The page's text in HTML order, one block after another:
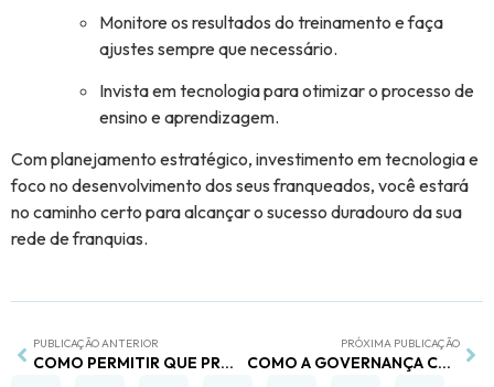
Monitore os resultados do treinamento e faça
ajustes sempre que necessário.
Invista em tecnologia para otimizar o processo de
ensino e aprendizagem.
Com planejamento estratégico, investimento em tecnologia e
foco no desenvolvimento dos seus franqueados, você estará
no caminho certo para alcançar o sucesso duradouro da sua
rede de franquias.
PUBLICAÇÃO ANTERIOR
COMO PERMITIR QUE PROCESSOS AUTOMATIZEM SUA OPERAÇÃO?
PRÓXIMA PUBLICAÇÃO
COMO A GOVERNANÇA CORPORATIVA ELEVA O VALOR DE REDES DE NEGÓCIOS E FRANQUEADORAS: UM GUIA PRÁTICO PARA O SUCESSO SUSTENTÁVEL